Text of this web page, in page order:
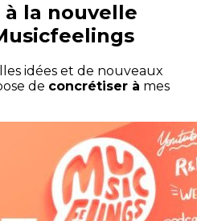
la nouvelle
idées et de nouveaux
de concrétiser à mes